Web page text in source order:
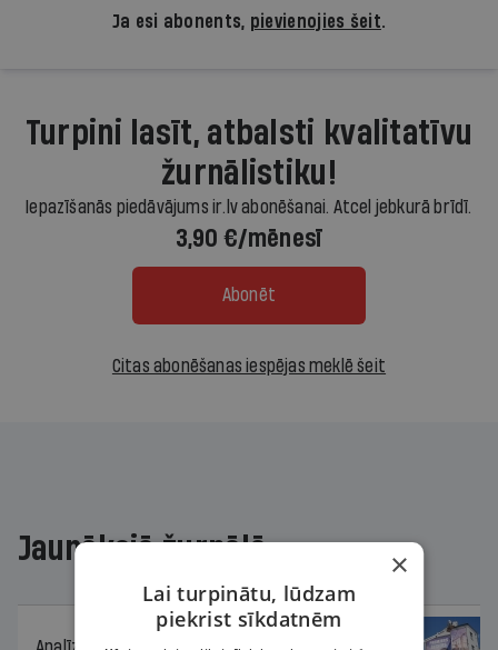
Ja esi abonents, pievienojies šeit.
Turpini lasīt, atbalsti kvalitatīvu
žurnālistiku!
Iepazīšanās piedāvājums ir.lv abonēšanai. Atcel jebkurā brīdī.
3,90 €/mēnesī
Abonēt
Citas abonēšanas iespējas meklē šeit
Jaunākajā žurnālā ×
Lai turpinātu, lūdzam
piekrist sīkdatnēm